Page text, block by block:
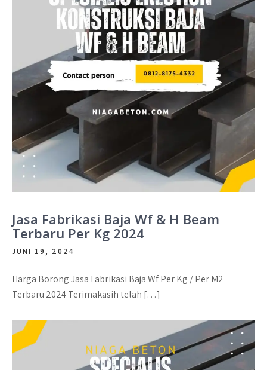
Jasa Fabrikasi Baja Wf & H Beam
Terbaru Per Kg 2024
JUNI 19, 2024
Harga Borong Jasa Fabrikasi Baja Wf Per Kg / Per M2
Terbaru 2024 Terimakasih telah […]